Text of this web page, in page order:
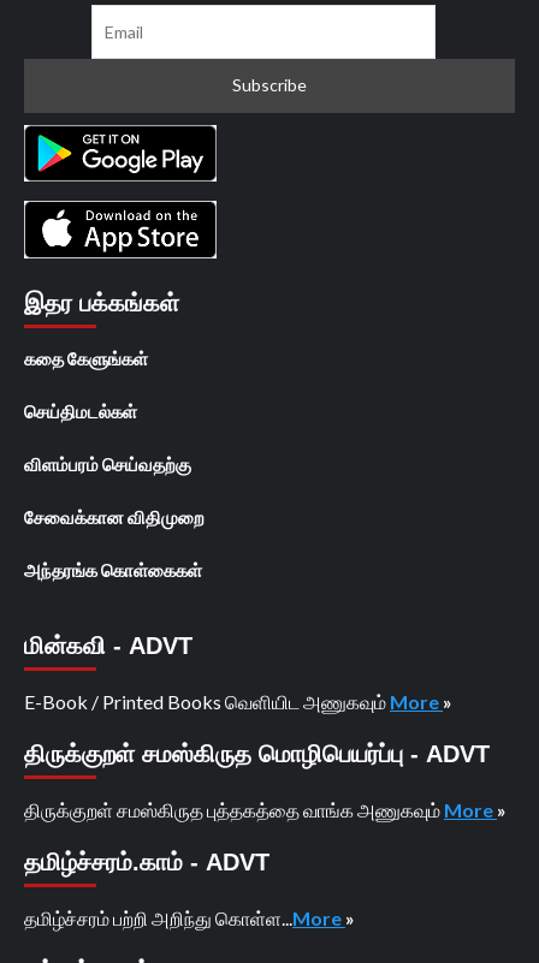
இதர பக்கங்கள்
கதை கேளுங்கள்
செய்திமடல்கள்
விளம்பரம் செய்வதற்கு
சேவைக்கான விதிமுறை
அந்தரங்க கொள்கைகள்
மின்கவி - ADVT
E-Book / Printed Books வெளியிட அணுகவும் More »
திருக்குறள் சமஸ்கிருத மொழிபெயர்ப்பு - ADVT
திருக்குறள் சமஸ்கிருத புத்தகத்தை வாங்க அணுகவும் More »
தமிழ்ச்சரம்.காம் - ADVT
தமிழ்ச்சரம் பற்றி அறிந்து கொள்ள... More »